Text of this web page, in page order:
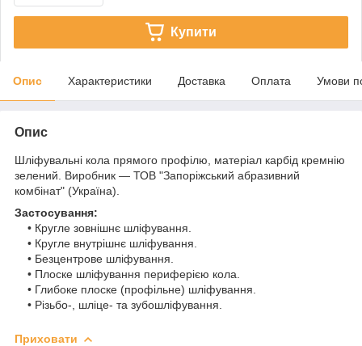
Купити
Опис Характеристики Доставка Оплата Умови
Опис
Шліфувальні кола прямого профілю, матеріал карбід кремнію
зелений. Виробник — ТОВ "Запоріжський абразивний
комбінат" (Україна).
Застосування:
• Кругле зовнішнє шліфування.
• Кругле внутрішнє шліфування.
• Безцентрове шліфування.
• Плоске шліфування периферією кола.
• Глибоке плоске (профільне) шліфування.
• Різьбо-, шліце- та зубошліфування.
Приховати